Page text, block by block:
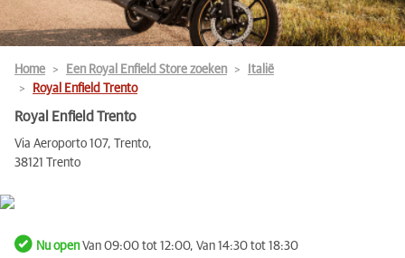
Home Een Royal Enfield Store zoeken
Italië
Royal Enfield Trento
Royal Enfield Trento
Via Aeroporto 107, Trento,
38121 Trento
Nu openVan 09:00 tot 12:00, Van 14:30 tot 18:30